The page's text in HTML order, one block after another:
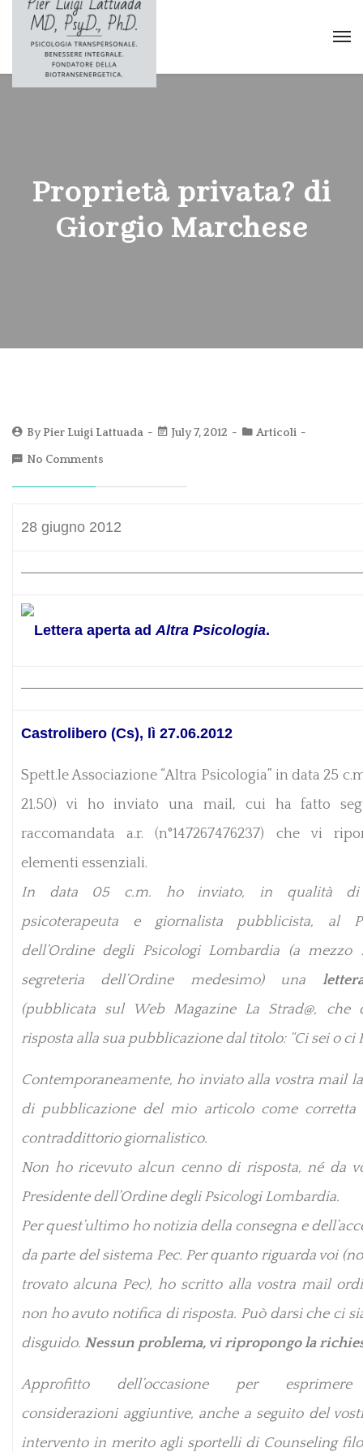
Proprietà privata? di
Giorgio Marchese
ByPier Luigi Lattuada July 7, 2012 Articoli
No Comments
28 giugno 2012
Lettera aperta adAltra Psicologia.
Castrolibero (Cs), lì 27.06.2012
Spett.le Associazione “Altra Psicologia” in data 25
21.50) vi ho inviato una mail, cui ha fatto
raccomandata a.r. (n°147267476237) che vi
elementi essenziali.
In data 05 c.m. ho inviato, in qualità di
psicoterapeuta e giornalista pubblicista, al
dell’Ordine degli Psicologi Lombardia (a mezzo
segreteria dell’Ordine medesimo) una
(pubblicata sul Web Magazine La Strad@, che
risposta alla sua pubblicazione dal titolo: “Ci sei o ci
Contemporaneamente, ho inviato alla vostra mail
di pubblicazione del mio articolo come
contraddittorio giornalistico.
Non ho ricevuto alcun cenno di risposta, né da
Presidente dell’Ordine degli Psicologi Lombardia.
Per quest’ultimo ho notizia della consegna e
da parte del sistema Pec. Per quanto riguarda voi
trovato alcuna Pec), ho scritto alla vostra mail
non ho avuto notifica di risposta. Può darsi che ci
disguido. Nessun problema, vi ripropongo la
Approfitto dell’occasione per
considerazioni aggiuntive, anche a seguito del
intervento in merito agli sportelli di Counseling